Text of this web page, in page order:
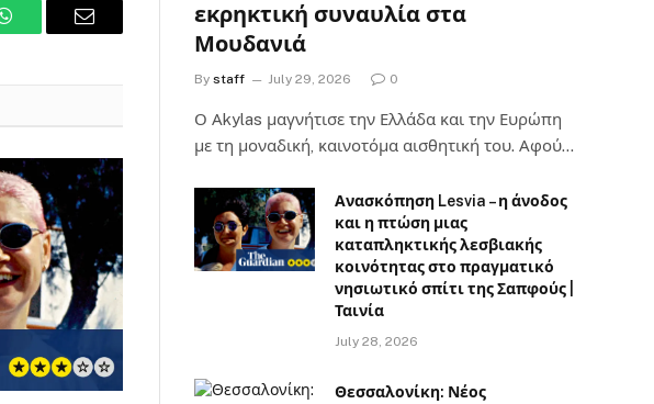
WhatsAppEmail
εκρηκτική συναυλία στα
Μουδανιά
By staff July 29, 2026 0
Ο Αkylas μαγνήτισε την Ελλάδα και την Ευρώπη
με τη μοναδική, καινοτόμα αισθητική του. Αφού…
Ανασκόπηση Lesvia – η άνοδος
και η πτώση μιας
καταπληκτικής λεσβιακής
κοινότητας στο πραγματικό
νησιωτικό σπίτι της Σαπφούς |
Ταινία
July 28, 2026
Θεσσαλονίκη: Νέος